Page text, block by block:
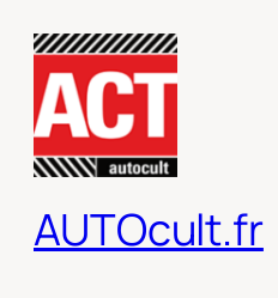
contenu
AUTOcult.fr